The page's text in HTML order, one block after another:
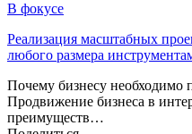
В фокусе
Реализация масштабных
любого размера
Почему бизнесу необходимо
Продвижение бизнеса в
преимуществ…